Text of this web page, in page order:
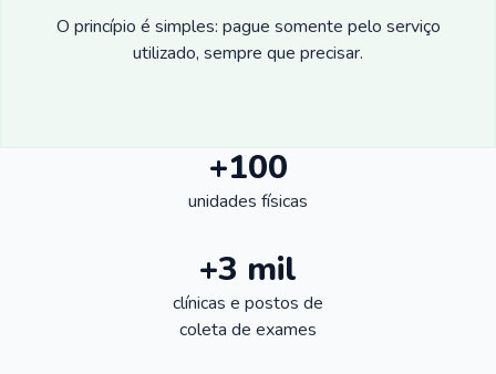
O princípio é simples: pague somente pelo serviço
utilizado, sempre que precisar.
+100
unidades físicas
+3 mil
clínicas e postos de
coleta de exames